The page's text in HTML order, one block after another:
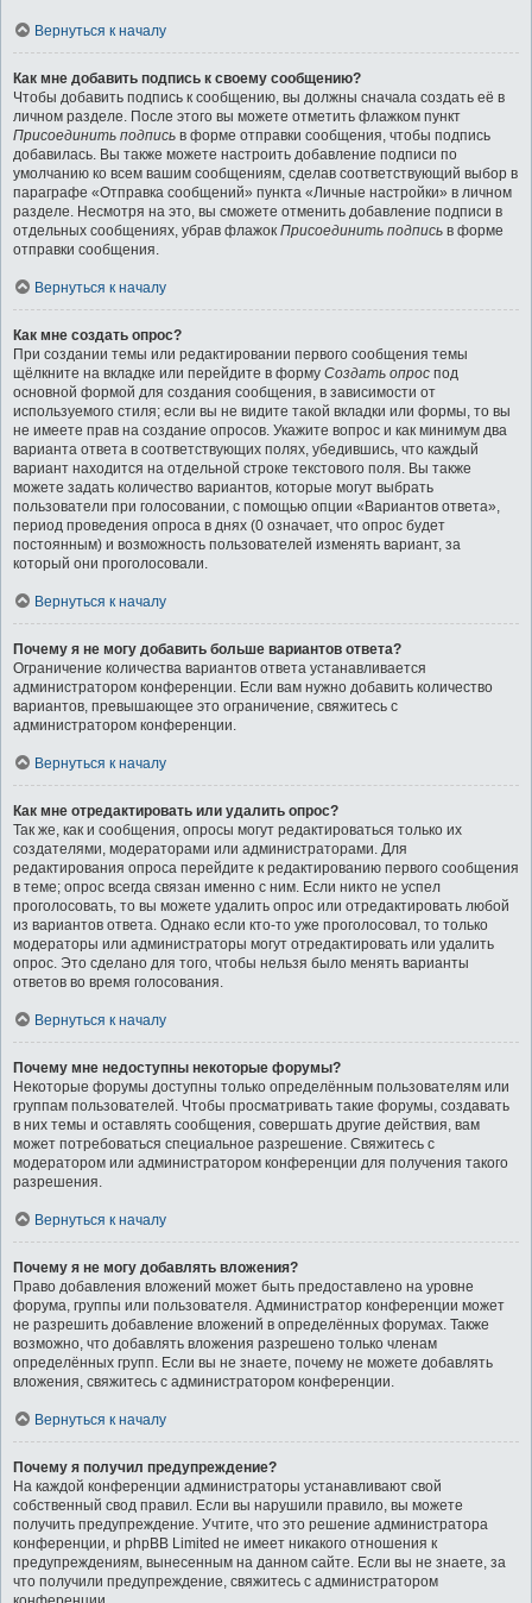
Вернуться к началу
Как мне добавить подпись к своему сообщению?
Чтобы добавить подпись к сообщению, вы должны сначала создать её в
личном разделе. После этого вы можете отметить флажком пункт
Присоединить подпись в форме отправки сообщения, чтобы подпись
добавилась. Вы также можете настроить добавление подписи по
умолчанию ко всем вашим сообщениям, сделав соответствующий выбор в
параграфе «Отправка сообщений» пункта «Личные настройки» в личном
разделе. Несмотря на это, вы сможете отменить добавление подписи в
отдельных сообщениях, убрав флажок Присоединить подпись в форме
отправки сообщения.
Вернуться к началу
Как мне создать опрос?
При создании темы или редактировании первого сообщения темы
щёлкните на вкладке или перейдите в форму Создать опрос под
основной формой для создания сообщения, в зависимости от
используемого стиля; если вы не видите такой вкладки или формы, то вы
не имеете прав на создание опросов. Укажите вопрос и как минимум два
варианта ответа в соответствующих полях, убедившись, что каждый
вариант находится на отдельной строке текстового поля. Вы также
можете задать количество вариантов, которые могут выбрать
пользователи при голосовании, с помощью опции «Вариантов ответа»,
период проведения опроса в днях (0 означает, что опрос будет
постоянным) и возможность пользователей изменять вариант, за
который они проголосовали.
Вернуться к началу
Почему я не могу добавить больше вариантов ответа?
Ограничение количества вариантов ответа устанавливается
администратором конференции. Если вам нужно добавить количество
вариантов, превышающее это ограничение, свяжитесь с
администратором конференции.
Вернуться к началу
Как мне отредактировать или удалить опрос?
Так же, как и сообщения, опросы могут редактироваться только их
создателями, модераторами или администраторами. Для
редактирования опроса перейдите к редактированию первого сообщения
в теме; опрос всегда связан именно с ним. Если никто не успел
проголосовать, то вы можете удалить опрос или отредактировать любой
из вариантов ответа. Однако если кто-то уже проголосовал, то только
модераторы или администраторы могут отредактировать или удалить
опрос. Это сделано для того, чтобы нельзя было менять варианты
ответов во время голосования.
Вернуться к началу
Почему мне недоступны некоторые форумы?
Некоторые форумы доступны только определённым пользователям или
группам пользователей. Чтобы просматривать такие форумы, создавать
в них темы и оставлять сообщения, совершать другие действия, вам
может потребоваться специальное разрешение. Свяжитесь с
модератором или администратором конференции для получения такого
разрешения.
Вернуться к началу
Почему я не могу добавлять вложения?
Право добавления вложений может быть предоставлено на уровне
форума, группы или пользователя. Администратор конференции может
не разрешить добавление вложений в определённых форумах. Также
возможно, что добавлять вложения разрешено только членам
определённых групп. Если вы не знаете, почему не можете добавлять
вложения, свяжитесь с администратором конференции.
Вернуться к началу
Почему я получил предупреждение?
На каждой конференции администраторы устанавливают свой
собственный свод правил. Если вы нарушили правило, вы можете
получить предупреждение. Учтите, что это решение администратора
конференции, и phpBB Limited не имеет никакого отношения к
предупреждениям, вынесенным на данном сайте. Если вы не знаете, за
что получили предупреждение, свяжитесь с администратором